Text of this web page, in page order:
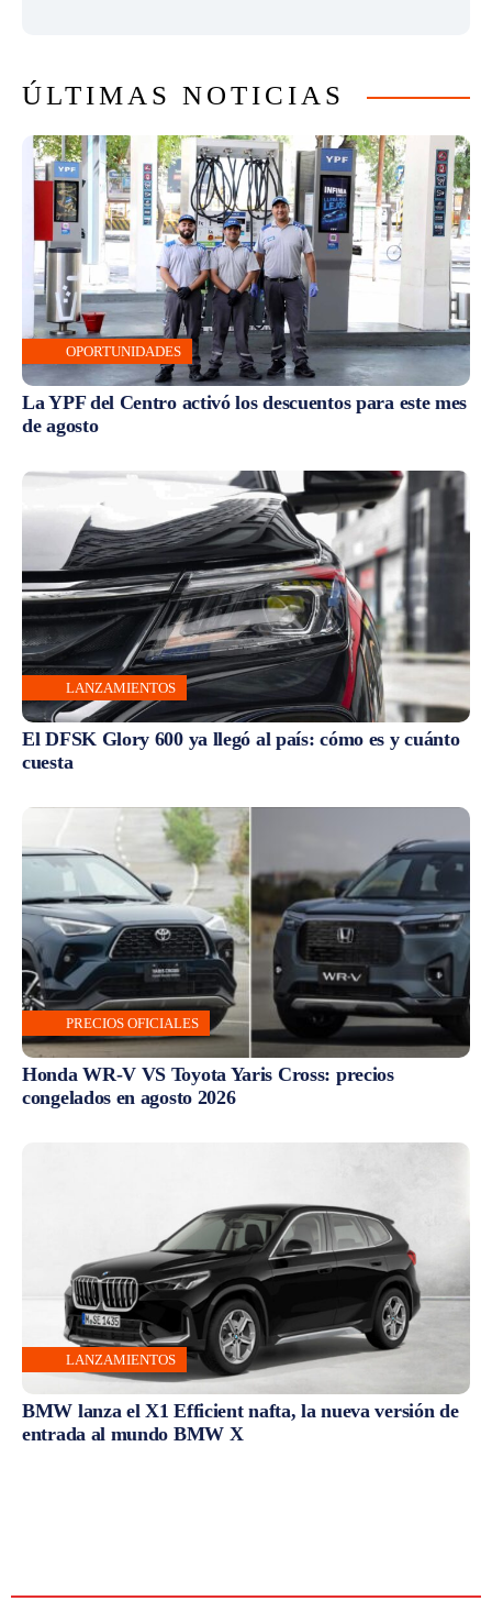
ÚLTIMAS NOTICIAS
OPORTUNIDADES
La YPF del Centro activó los descuentos para este mes
de agosto
LANZAMIENTOS
El DFSK Glory 600 ya llegó al país: cómo es y cuánto
cuesta
PRECIOS OFICIALES
Honda WR-V VS Toyota Yaris Cross: precios
congelados en agosto 2026
LANZAMIENTOS
BMW lanza el X1 Efficient nafta, la nueva versión de
entrada al mundo BMW X